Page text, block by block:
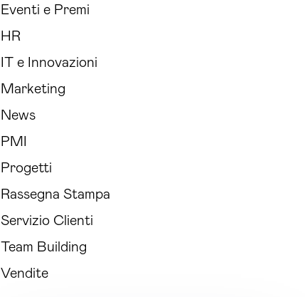
Eventi e Premi
HR
IT e Innovazioni
Marketing
News
PMI
Progetti
Rassegna Stampa
Servizio Clienti
Team Building
Vendite